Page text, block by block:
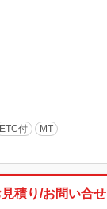
ETC付 MT
積り/お問い合せ